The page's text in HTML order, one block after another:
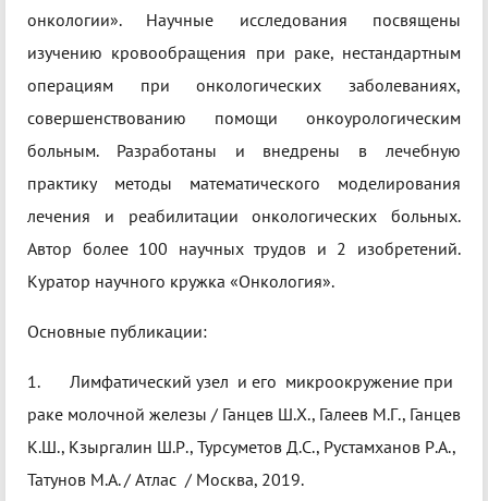
онкологии». Научные исследования посвящены
изучению кровообращения при раке, нестандартным
операциям при онкологических заболеваниях,
совершенствованию помощи онкоурологическим
больным. Разработаны и внедрены в лечебную
практику методы математического моделирования
лечения и реабилитации онкологических больных.
Автор более 100 научных трудов и 2 изобретений.
Куратор научного кружка «Онкология».
Основные публикации:
1. Лимфатический узел и его микроокружение при
раке молочной железы / Ганцев Ш.Х., Галеев М.Г., Ганцев
К.Ш., Кзыргалин Ш.Р., Турсуметов Д.С., Рустамханов Р.А.,
Татунов М.А. / Атлас / Москва, 2019.